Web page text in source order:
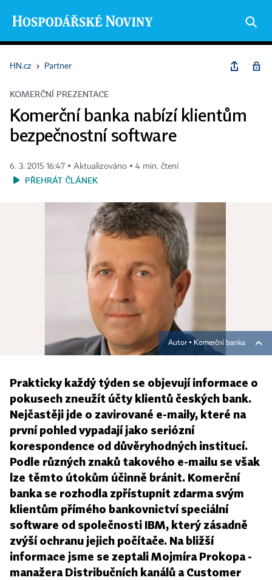
HN.cz › Partner
KOMERČNÍ PREZENTACE
Komerční banka nabízí klientům
bezpečnostní software
6. 3. 2015 16:47 ▪ Aktualizováno ▪ 4 min. čtení
PŘEHRÁT ČLÁNEK
Autor ▪ Komerční banka
Prakticky každý týden se objevují informace o
pokusech zneužít účty klientů českých bank.
Nejčastěji jde o zavirované e-maily, které na
první pohled vypadají jako seriózní
korespondence od důvěryhodných institucí.
Podle různých znaků takového e-mailu se však
lze těmto útokům účinně bránit. Komerční
banka se rozhodla zpřístupnit zdarma svým
klientům přímého bankovnictví speciální
software od společnosti IBM, který zásadně
zvýší ochranu jejich počítače. Na bližší
informace jsme se zeptali Mojmíra Prokopa -
manažera Distribučních kanálů a Customer